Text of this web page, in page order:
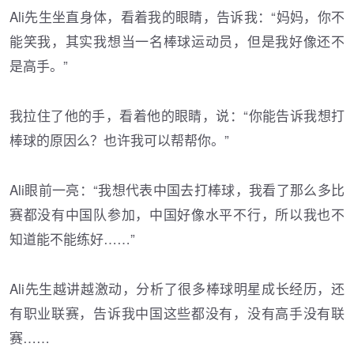
Ali先生坐直身体，看着我的眼睛，告诉我：“妈妈，你不
能笑我，其实我想当一名棒球运动员，但是我好像还不
是高手。”
我拉住了他的手，看着他的眼睛，说：“你能告诉我想打
棒球的原因么？也许我可以帮帮你。”
Ali眼前一亮：“我想代表中国去打棒球，我看了那么多比
赛都没有中国队参加，中国好像水平不行，所以我也不
知道能不能练好……”
Ali先生越讲越激动，分析了很多棒球明星成长经历，还
有职业联赛，告诉我中国这些都没有，没有高手没有联
赛……